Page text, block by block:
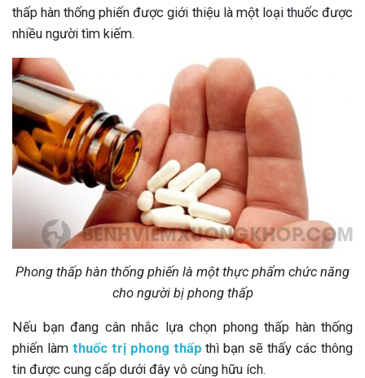
thấp hàn thống phiến được giới thiệu là một loại thuốc được
nhiều người tìm kiếm.
Phong thấp hàn thống phiến là một thực phẩm chức năng
cho người bị phong thấp
Nếu bạn đang cân nhắc lựa chọn phong thấp hàn thống
phiến làm thuốc trị phong thấp thì bạn sẽ thấy các thông
tin được cung cấp dưới đây vô cùng hữu ích.